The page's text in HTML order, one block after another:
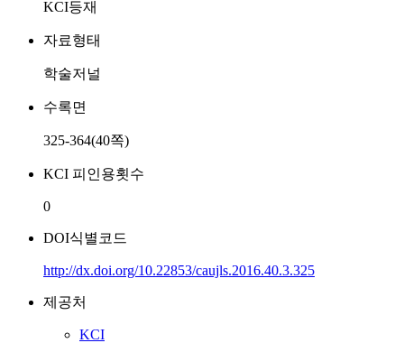
KCI등재
자료형태
학술저널
수록면
325-364(40쪽)
KCI 피인용횟수
0
DOI식별코드
http://dx.doi.org/10.22853/caujls.2016.40.3.325
제공처
KCI